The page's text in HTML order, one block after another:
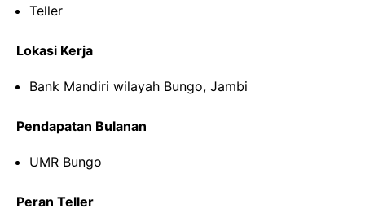
Teller
Lokasi Kerja
Bank Mandiri wilayah Bungo, Jambi
Pendapatan Bulanan
UMR Bungo
Peran Teller